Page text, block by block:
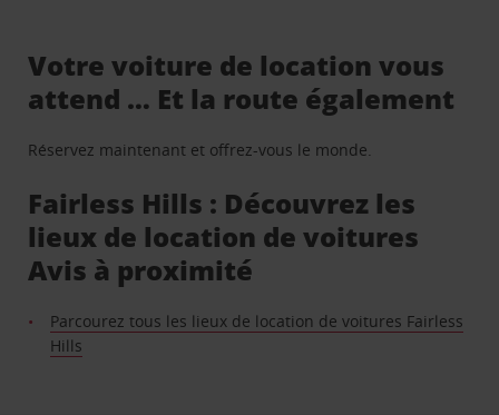
Votre voiture de location vous
attend … Et la route également
Réservez maintenant et offrez-vous le monde.
Fairless Hills : Découvrez les
lieux de location de voitures
Avis à proximité
Parcourez tous les lieux de location de voitures Fairless
Hills